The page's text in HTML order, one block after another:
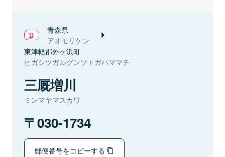
青森県
アオモリケン
東津軽郡外ヶ浜町
ヒガシツガルグンソトガハママチ
三厩増川
ミンマヤマスカワ
030-1734
郵便番号をコピーする